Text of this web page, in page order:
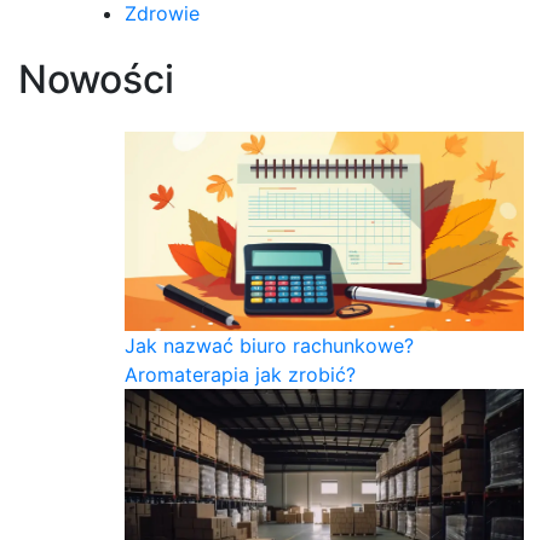
Zdrowie
Nowości
Jak nazwać biuro rachunkowe?
Aromaterapia jak zrobić?